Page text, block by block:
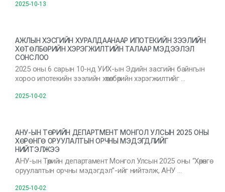
2025-10-13
АЖЛЫН ХЭСГИЙН ХУРАЛДААНААР ИПОТЕКИЙН ЗЭЭЛИЙН
ХӨТӨЛБӨРИЙН ХЭРЭГЖИЛТИЙН ТАЛААР МЭДЭЭЛЭЛ
СОНСЛОО
2025 оны 6 сарын 10-нд УИХ-ын Эдийн засгийн байнгын
хороо ипотекийн зээлийн хөтөлбөрийн хэрэгжилтийг …
2025-10-02
АНУ-ЫН ТӨРИЙН ДЕПАРТМЕНТ МОНГОЛ УЛСЫН 2025 ОНЫ
ХӨРӨНГӨ ОРУУЛАЛТЫН ОРЧНЫ МЭДЭГДЛИЙГ
НИЙТЭЛЖЭЭ
АНУ-ын Төрийн департамент Монгол Улсын 2025 оны “Хөрөнгө
оруулалтын орчны мэдэгдэл”-ийг нийтэлж, АНУ …
2025-10-02